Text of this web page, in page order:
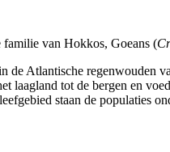
familie van Hokkos, Goeans (
Atlantische regenwouden
laagland tot de bergen en
staan de populaties